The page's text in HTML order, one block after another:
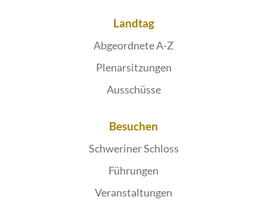
Landtag
Abgeordnete A-Z
Plenarsitzungen
Ausschüsse
Besuchen
Schweriner Schloss
Führungen
Veranstaltungen